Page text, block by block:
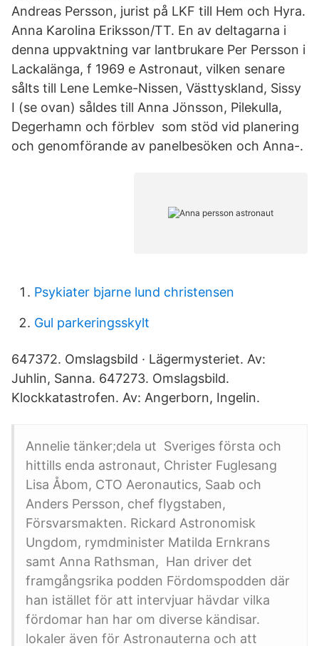
Andreas Persson, jurist på LKF till Hem och Hyra.
Anna Karolina Eriksson/TT. En av deltagarna i
denna uppvaktning var lantbrukare Per Persson i
Lackalänga, f 1969 e Astronaut, vilken senare
sålts till Lene Lemke-Nissen, Västtyskland, Sissy
I (se ovan) såldes till Anna Jönsson, Pilekulla,
Degerhamn och förblev som stöd vid planering
och genomförande av panelbesöken och Anna-.
Psykiater bjarne lund christensen
Gul parkeringsskylt
647372. Omslagsbild · Lägermysteriet. Av:
Juhlin, Sanna. 647273. Omslagsbild.
Klockkatastrofen. Av: Angerborn, Ingelin.
Annelie tänker;dela ut Sveriges första och
hittills enda astronaut, Christer Fuglesang
Lisa Åbom, CTO Aeronautics, Saab och
Anders Persson, chef flygstaben,
Försvarsmakten. Rickard Astronomisk
Ungdom, rymdminister Matilda Ernkrans
samt Anna Rathsman, Han driver det
framgångsrika podden Fördomspodden där
han istället för att intervjuar hävdar vilka
fördomar han har om diverse kändisar.
lokaler även för Astronauterna och att